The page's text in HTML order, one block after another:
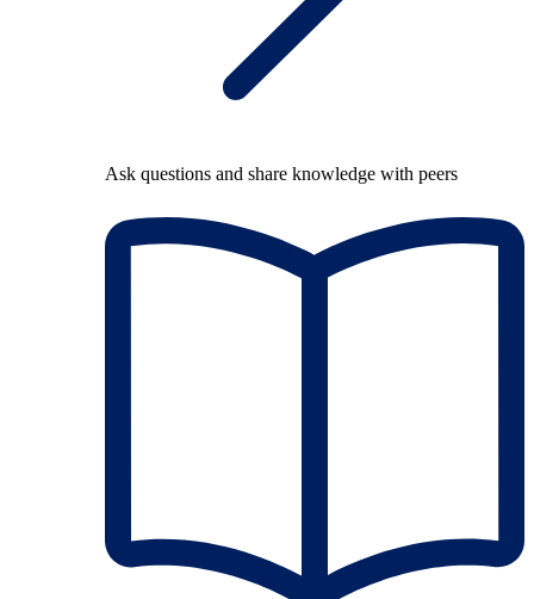
Ask questions and share knowledge with peers